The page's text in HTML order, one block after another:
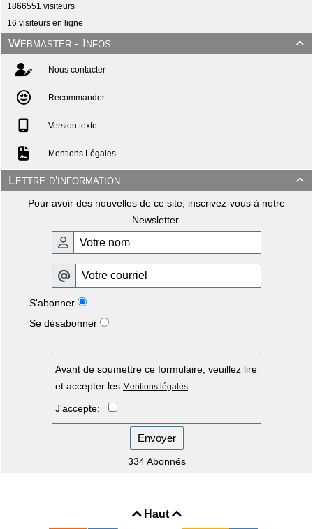
1866551 visiteurs
16 visiteurs en ligne

Webmaster - Infos
Nous contacter
Recommander
Version texte
Mentions Légales

Lettre d'information
Pour avoir des nouvelles de ce site, inscrivez-vous à notre
Newsletter.
S'abonner
Se désabonner
Avant de soumettre ce formulaire, veuillez lire
et accepter les Mentions légales
J'accepte:
Envoyer
334 Abonnés
Haut 